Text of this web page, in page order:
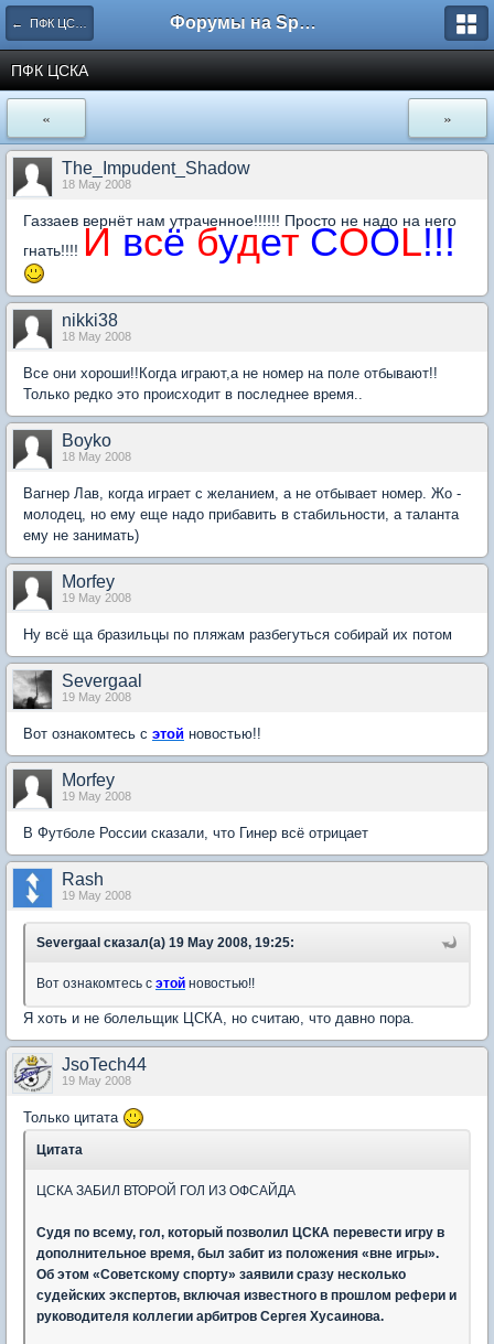
← ПФК ЦСКА Москва Форумы на Sportbox.ru
ПФК ЦСКА
« »
The_Impudent_Shadow
18 May 2008
Газзаев вернёт нам утраченное!!!!!! Просто не надо на него
гнать!!!! И всё будет COOL!!!
nikki38
18 May 2008
Все они хороши!!Когда играют,а не номер на поле отбывают!!
Только редко это происходит в последнее время..
Boyko
18 May 2008
Вагнер Лав, когда играет с желанием, а не отбывает номер. Жо -
молодец, но ему еще надо прибавить в стабильности, а таланта
ему не занимать)
Morfey
19 May 2008
Ну всё ща бразильцы по пляжам разбегуться собирай их потом
Severgaal
19 May 2008
Вот ознакомтесь с этой новостью!!
Morfey
19 May 2008
В Футболе России сказали, что Гинер всё отрицает
Rash
19 May 2008
Severgaal сказал(а) 19 May 2008, 19:25:
Вот ознакомтесь с этой новостью!!
Я хоть и не болельщик ЦСКА, но считаю, что давно пора.
JsoTech44
19 May 2008
Только цитата
Цитата
ЦСКА ЗАБИЛ ВТОРОЙ ГОЛ ИЗ ОФСАЙДА
Судя по всему, гол, который позволил ЦСКА перевести игру в
дополнительное время, был забит из положения «вне игры».
Об этом «Советскому спорту» заявили сразу несколько
судейских экспертов, включая известного в прошлом рефери и
руководителя коллегии арбитров Сергея Хусаинова.